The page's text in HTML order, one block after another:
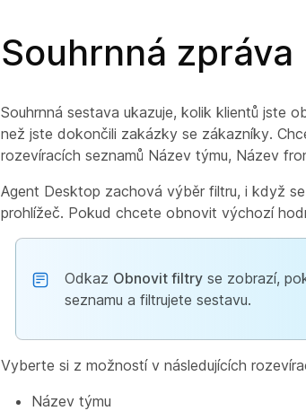
Souhrnná zpráva
Souhrnná sestava ukazuje, kolik klientů jste
než jste dokončili zakázky se zákazníky.
rozevíracích seznamů Název týmu, Název
Agent Desktop zachová výběr filtru, i když
prohlížeč. Pokud chcete obnovit výchozí
Odkaz Obnovit filtry se zobrazí,
seznamu a filtrujete sestavu.
Vyberte si z možností v následujících
Název týmu